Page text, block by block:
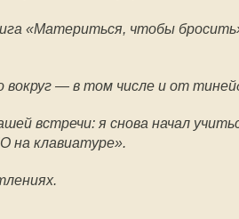
«Материться, чтобы
— в том числе и от
встречи: я снова начал
на клавиатуре».